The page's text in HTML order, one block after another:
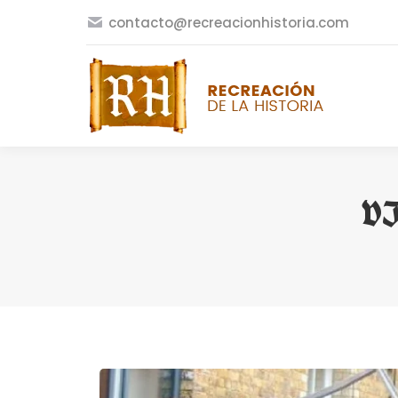
contacto@recreacionhistoria.com